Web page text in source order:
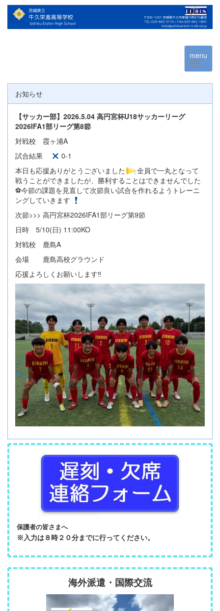
menu
お知らせ
【サッカー部】2026.5.04 高円宮杯U18サッカーリーグ
2026IFA1部リーグ第8節
対戦校 霞ヶ浦A
試合結果
0-1
本日も応援ありがとうございました
全員で一丸となって
戦うことができましたが、勝利することはできませんでした
⚽️今節の課題を見直して次節良い試合を作れるようトレーニ
ングしていきます
次節>>> 高円宮杯2026IFA1部リーグ第9節
日時 5/10(日) 11:00KO
対戦校 鹿島A
会場 鹿島高校グラウンド
応援よろしくお願いします‼️
保護者の皆さまへ
※入力は８時２０分までに行ってください。
海外派遣・国際交流